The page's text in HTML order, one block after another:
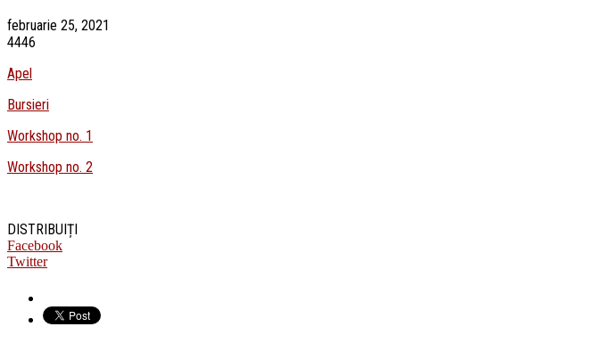
februarie 25, 2021
4446
Apel
Bursieri
Workshop no. 1
Workshop no. 2
DISTRIBUIȚI
Facebook
Twitter